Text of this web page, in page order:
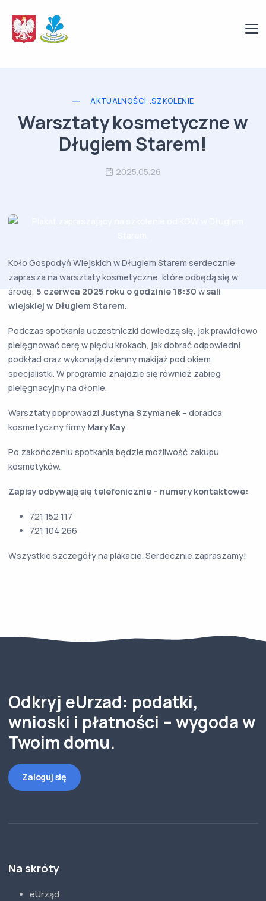
AKTUALNOŚCI .SZKOLENIE
Warsztaty kosmetyczne w
Długiem Starem!
2025.05.26
Koło Gospodyń Wiejskich w Długiem Starem serdecznie
zaprasza na warsztaty kosmetyczne, które odbędą się w
środę, 5 czerwca 2025 roku o godzinie 18:30 wsali
wiejskiej w Długiem Starem.
Podczas spotkania uczestniczki dowiedzą się, jak prawidłowo
pielęgnować cerę w pięciu krokach, jak dobrać odpowiedni
podkład oraz wykonają dzienny makijaż pod okiem
specjalistki. W programie znajdzie się również zabieg
pielęgnacyjny na dłonie.
Warsztaty poprowadzi Justyna Szymanek– doradca
kosmetyczny firmy Mary Kay.
Po zakończeniu spotkania będzie możliwość zakupu
kosmetyków.
Zapisy odbywają się telefonicznie – numery kontaktowe:
721 152 117
721 104 266
Wszystkie szczegóły na plakacie. Serdecznie zapraszamy!
Odkryj eUrzad: podatki,
wnioski i płatności – wygoda w
Twoim domu.
Zaloguj się
Na skróty
eUrząd